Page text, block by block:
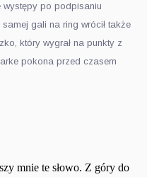
występy po podpisaniu
gali na ring wrócił także
który wygrał na punkty z
pokona przed czasem